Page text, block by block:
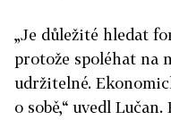
„Je důležité hledat
protože spoléhat na
udržitelné.
o sobě,“ uvedl